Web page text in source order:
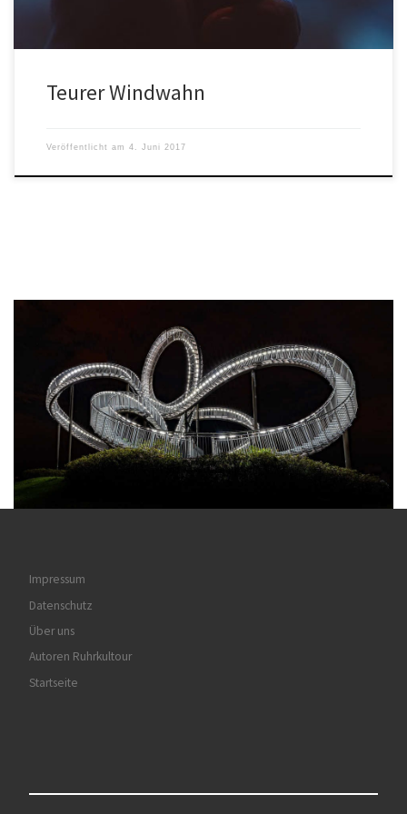
Teurer Windwahn
Veröffentlicht am 4. Juni 2017
Impressum
Datenschutz
Über uns
Autoren Ruhrkultour
Startseite